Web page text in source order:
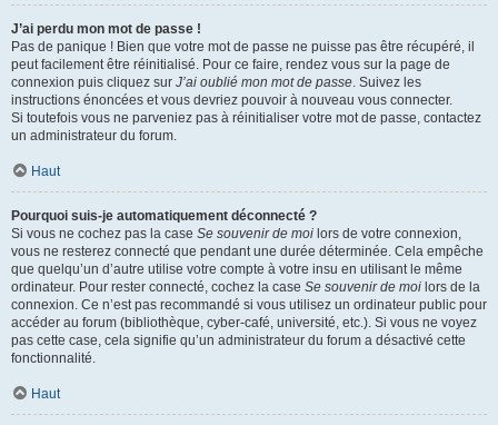
J’ai perdu mon mot de passe !
Pas de panique ! Bien que votre mot de passe ne puisse pas être récupéré, il
peut facilement être réinitialisé. Pour ce faire, rendez vous sur la page de
connexion puis cliquez sur J’ai oublié mon mot de passe. Suivez les
instructions énoncées et vous devriez pouvoir à nouveau vous connecter.
Si toutefois vous ne parveniez pas à réinitialiser votre mot de passe, contactez
un administrateur du forum.
Haut
Pourquoi suis-je automatiquement déconnecté ?
Si vous ne cochez pas la case Se souvenir de moi lors de votre connexion,
vous ne resterez connecté que pendant une durée déterminée. Cela empêche
que quelqu’un d’autre utilise votre compte à votre insu en utilisant le même
ordinateur. Pour rester connecté, cochez la case Se souvenir de moi lors de la
connexion. Ce n’est pas recommandé si vous utilisez un ordinateur public pour
accéder au forum (bibliothèque, cyber-café, université, etc.). Si vous ne voyez
pas cette case, cela signifie qu’un administrateur du forum a désactivé cette
fonctionnalité.
Haut